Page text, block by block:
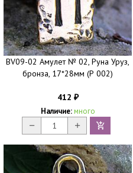
BV09-02 Амулет № 02, Руна Уруз,
бронза, 17*28мм (Р 002)
412 ₽
Наличие: много